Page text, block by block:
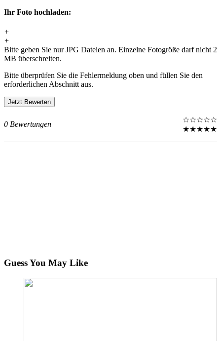
Ihr Foto hochladen:
+
+
Bitte geben Sie nur JPG Dateien an. Einzelne Fotogröße darf nicht 2
MB überschreiten.
Bitte überprüfen Sie die Fehlermeldung oben und füllen Sie den
erforderlichen Abschnitt aus.
0 Bewertungen
☆☆☆☆☆
★★★★★
Guess You May Like